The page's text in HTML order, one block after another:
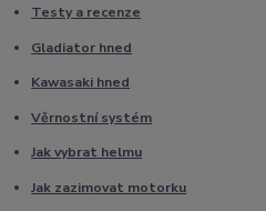
Testy a recenze
Gladiator hned
Kawasaki hned
Věrnostní systém
Jak vybrat helmu
Jak zazimovat motorku